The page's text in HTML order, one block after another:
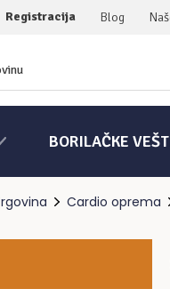
Registracija Blog
BORILAČKE
Cardio oprema